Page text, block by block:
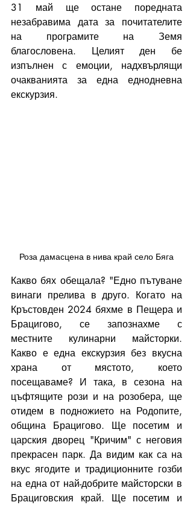
31 май ще остане поредната
незабравима дата за почитателите
на програмите на Земя
благословена. Целият ден бе
изпълнен с емоции, надхвърлящи
очакванията за една еднодневна
екскурзия.
Роза дамасцена в нива край село Бяга
Какво бях обещала? "Едно пътуване
винаги прелива в друго. Когато на
Кръстовден 2024 бяхме в Пещера и
Брацигово, се запознахме с
местните кулинарни майсторки.
Какво е една екскурзия без вкусна
храна от мястото, което
посещаваме? И така, в сезона на
цъфтящите рози и на розобера, ще
отидем в подножието на Родопите,
община Брацигово. Ще посетим и
царския дворец "Кричим" с неговия
прекрасен парк. Да видим как са на
вкус ягодите и традиционните гозби
на една от най-добрите майсторски в
Брациговския край. Ще посетим и